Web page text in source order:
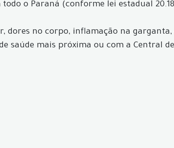
o Paraná (conforme lei estadual
dores no corpo, inflamação na
saúde mais próxima ou com a Central